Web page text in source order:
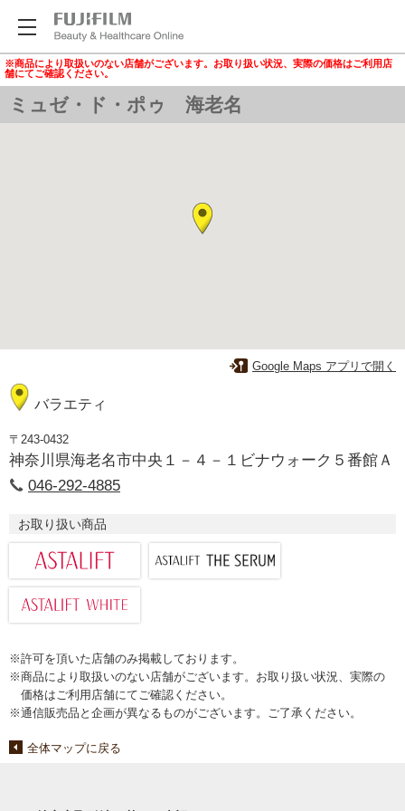
※商品により取扱いのない店舗がございます。お取り扱い状況、実際の価格はご利用店
舗にてご確認ください。
ミュゼ・ド・ポゥ 海老名
Google Maps アプリで開く
バラエティ
〒243-0432
神奈川県海老名市中央１－４－１ビナウォーク５番館Ａ
046-292-4885
お取り扱い商品
※許可を頂いた店舗のみ掲載しております。
※商品により取扱いのない店舗がございます。お取り扱い状況、実際の
価格はご利用店舗にてご確認ください。
※通信販売品と企画が異なるものがございます。ご了承ください。
全体マップに戻る